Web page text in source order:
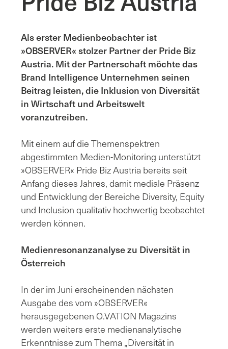
Als erster Medienbeobachter ist
»OBSERVER«stolzer Partner der Pride Biz
Austria. Mit der Partnerschaft möchtedas
Brand Intelligence Unternehmenseinen
Beitrag leisten, die Inklusion von Diversität
in Wirtschaft und Arbeitswelt
voranzutreiben.
Mit einem auf die Themenspektren
abgestimmten Medien-Monitoring unterstützt
»OBSERVER« Pride Biz Austria bereits seit
Anfang dieses Jahres, damit mediale Präsenz
und Entwicklung der Bereiche Diversity, Equity
und Inclusion qualitativ hochwertig beobachtet
werden können.
Medienresonanzanalyse zu Diversität in
Österreich
In der im Juni erscheinenden nächsten
Ausgabe des vom »OBSERVER«
herausgegebenen O.VATION Magazins
werden weiters erste medienanalytische
Erkenntnisse zum Thema „Diversität in